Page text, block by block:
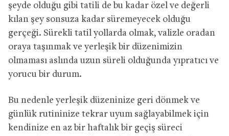
şeyde olduğu gibi tatili de bu kadar özel ve değerli
kılan şey sonsuza kadar süremeyecek olduğu
gerçeği. Sürekli tatil yollarda olmak, valizle oradan
oraya taşınmak ve yerleşik bir düzenimizin
olmaması aslında uzun süreli olduğunda yıpratıcı ve
yorucu bir durum.
Bu nedenle yerleşik düzeninize geri dönmek ve
günlük rutininize tekrar uyum sağlayabilmek için
kendinize en az bir haftalık bir geçiş süreci